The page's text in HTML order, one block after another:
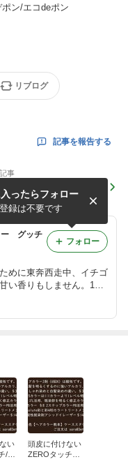
ン/エコdeポン
リブログ
記事を報告する
事
ー グッチ
めに東奔西走中、イチゴ
い香りもしません。1剤
レ染めダメージレスそ
ったらフォロー
録は不要です
フォロー
い
/増
頭皮に付けない
ZEROタッチの